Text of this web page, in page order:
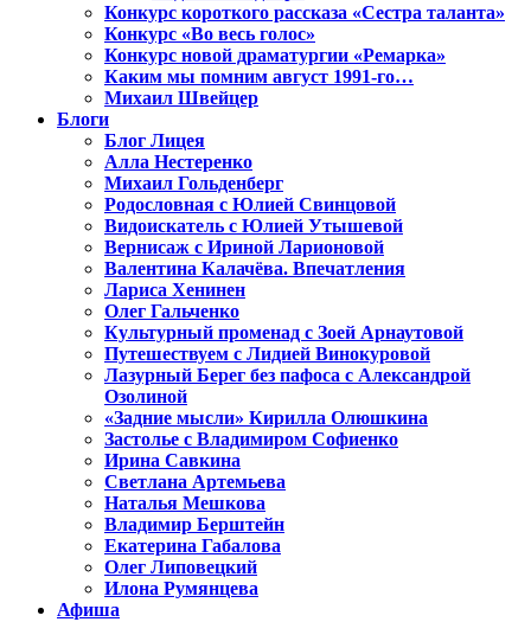
Конкурс короткого рассказа «Сестра таланта»
Конкурс «Во весь голос»
Конкурс новой драматургии «Ремарка»
Каким мы помним август 1991-го…
Михаил Швейцер
Блоги
Блог Лицея
Алла Нестеренко
Михаил Гольденберг
Родословная с Юлией Свинцовой
Видоискатель с Юлией Утышевой
Вернисаж с Ириной Ларионовой
Валентина Калачёва. Впечатления
Лариса Хенинен
Олег Гальченко
Культурный променад с Зоей Арнаутовой
Путешествуем с Лидией Винокуровой
Лазурный Берег без пафоса с Александрой
Озолиной
«Задние мысли» Кирилла Олюшкина
Застолье с Владимиром Софиенко
Ирина Савкина
Светлана Артемьева
Наталья Мешкова
Владимир Берштейн
Екатерина Габалова
Олег Липовецкий
Илона Румянцева
Афиша